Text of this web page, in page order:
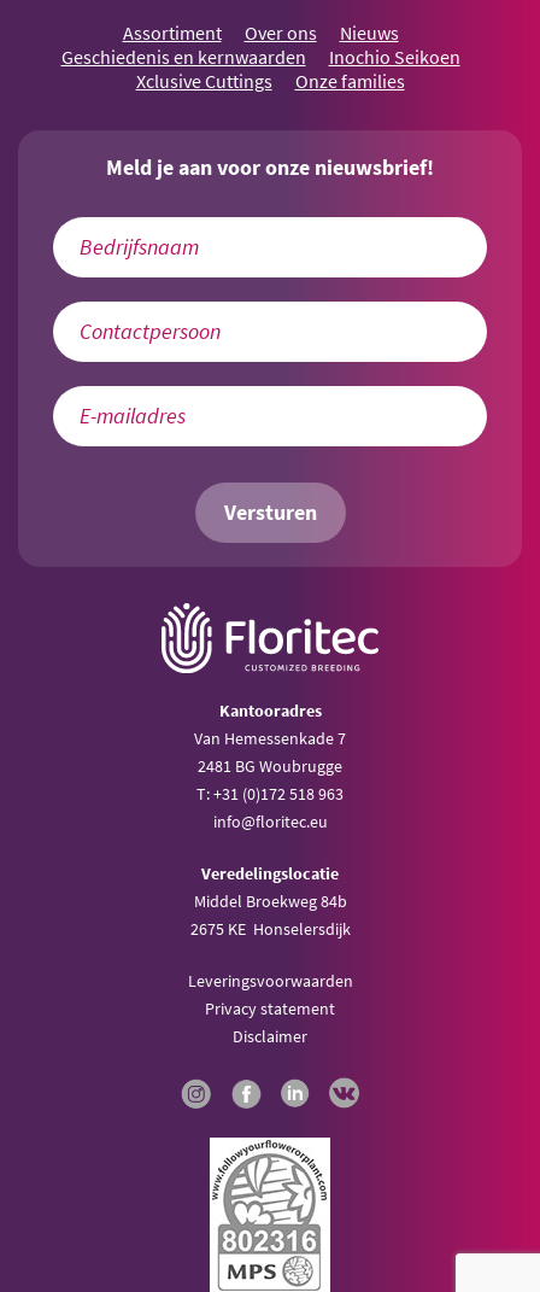
Assortiment Over ons
Nieuws
Geschiedenis en kernwaarden
Inochio Seikoen
Xclusive Cuttings
Onze families
Meld je aan voor onze nieuwsbrief!
Versturen
Kantooradres
Van Hemessenkade 7
2481 BG Woubrugge
T: +31 (0)172 518 963
info@floritec.eu
Veredelingslocatie
Middel Broekweg 84b
2675 KE Honselersdijk
Leveringsvoorwaarden
Privacy statement
Disclaimer